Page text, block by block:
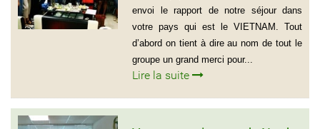
envoi le rapport de notre séjour dans
votre pays qui est le VIETNAM. Tout
d’abord on tient à dire au nom de tout le
groupe un grand merci pour...
Lire la suite